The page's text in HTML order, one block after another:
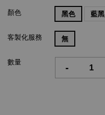
顏色 黑色 藍黑
客製化服務 無
數量 -